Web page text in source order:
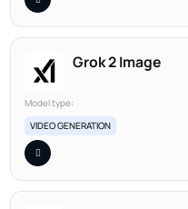
Grok 2 Image
Model type:
VIDEO GENERATION